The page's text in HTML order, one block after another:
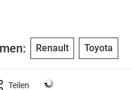
Renault Toyota
Teilen